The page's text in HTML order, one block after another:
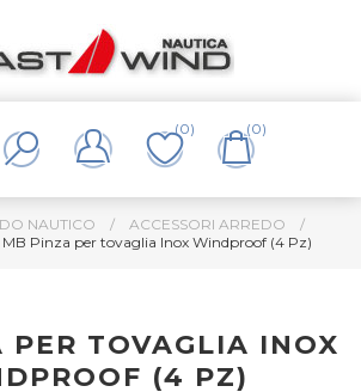
(0) (0)
NAUTICO / ACCESSORI ARREDO
/
MB Pinza per tovaglia Inox Windproof (4 Pz)
PER TOVAGLIA INOX
(4 PZ)